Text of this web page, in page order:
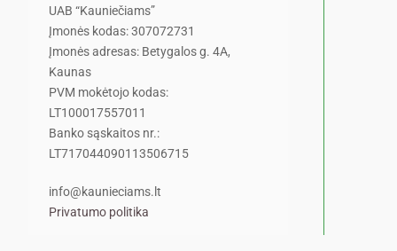
UAB “Kauniečiams”
Įmonės kodas: 307072731
Įmonės adresas: Betygalos g. 4A,
Kaunas
PVM mokėtojo kodas:
LT100017557011
Banko sąskaitos nr.:
LT717044090113506715
info@kaunieciams.lt
Privatumo politika